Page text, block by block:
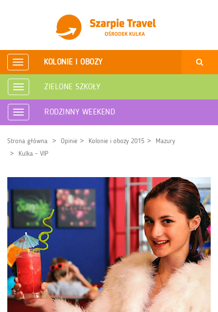
Rozwiń
nawigację
KOLONIE I OBOZY
Rozwiń
nawigację
ZIELONE SZKOŁY
Rozwiń
nawigację
RODZINNY WEEKEND
Strona główna Opinie Kolonie i obozy 2015
Mazury
Kulka - VIP